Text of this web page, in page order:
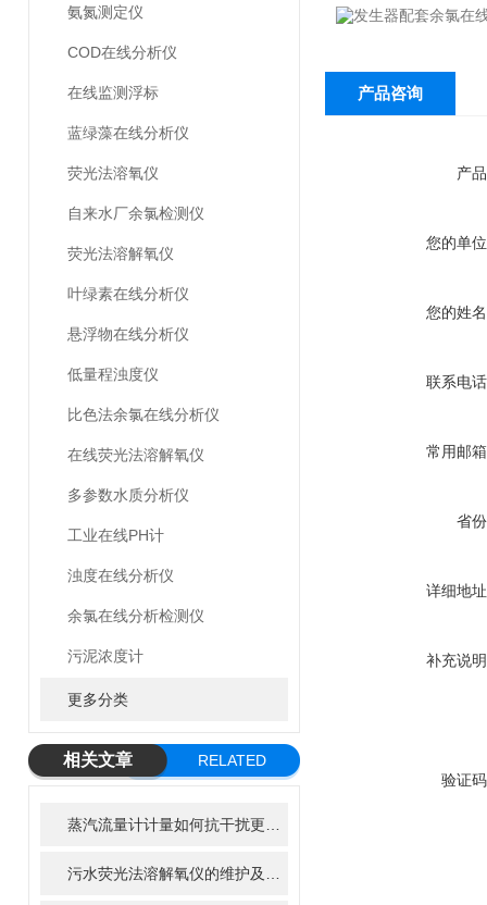
氨氮测定仪
COD在线分析仪
在线监测浮标
蓝绿藻在线分析仪
荧光法溶氧仪
自来水厂余氯检测仪
荧光法溶解氧仪
叶绿素在线分析仪
悬浮物在线分析仪
低量程浊度仪
比色法余氯在线分析仪
在线荧光法溶解氧仪
多参数水质分析仪
工业在线PH计
浊度在线分析仪
余氯在线分析检测仪
污泥浓度计
更多分类
相关文章
RELATED
产品咨询
产
您的单
您的姓
联系电
常用邮
省
详细地
补充说
验证